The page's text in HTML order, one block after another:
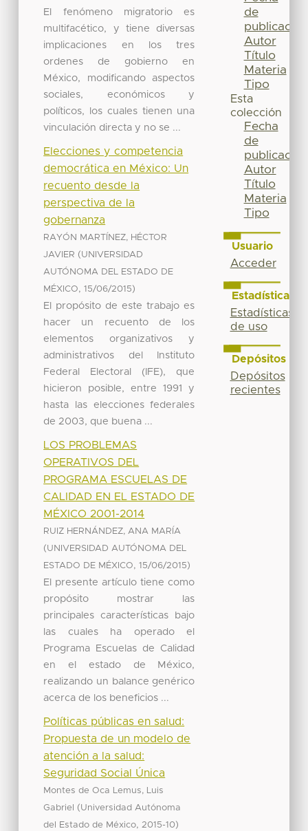
El fenómeno migratorio es
multifacético, y tiene diversas
implicaciones en los tres
ordenes de gobierno en
México, modificando aspectos
sociales, económicos y
políticos, los cuales tienen una
vinculación directa y no se ...
Elecciones y competencia
democrática en México: Un
recuento desde la
perspectiva de la
gobernanza
RAYÓN MARTÍNEZ, HÉCTOR
JAVIER (UNIVERSIDAD
AUTÓNOMA DEL ESTADO DE
MÉXICO,15/06/2015)
El propósito de este trabajo es
hacer un recuento de los
elementos organizativos y
administrativos del Instituto
Federal Electoral (IFE), que
hicieron posible, entre 1991 y
hasta las elecciones federales
de 2003, que buena ...
LOS PROBLEMAS
OPERATIVOS DEL
PROGRAMA ESCUELAS DE
CALIDAD EN EL ESTADO DE
MÉXICO 2001-2014
RUIZ HERNÁNDEZ, ANA MARÍA
(UNIVERSIDAD AUTÓNOMA DEL
ESTADO DE MÉXICO,15/06/2015)
El presente artículo tiene como
propósito mostrar las
principales características bajo
las cuales ha operado el
Programa Escuelas de Calidad
en el estado de México,
realizando un balance genérico
acerca de los beneficios ...
Políticas públicas en salud:
Propuesta de un modelo de
atención a la salud:
Seguridad Social Única
Montes de Oca Lemus, Luis
Gabriel
(Universidad Autónoma
del Estado de México, 2015-10)
de
publicación
Autor
Título
Materia
Tipo
Esta
colección
Fecha
de
publicación
Autor
Título
Materia
Tipo
Usuario
Acceder
Estadísticas
Estadísticas
de uso
Depósitos
Depósitos
recientes